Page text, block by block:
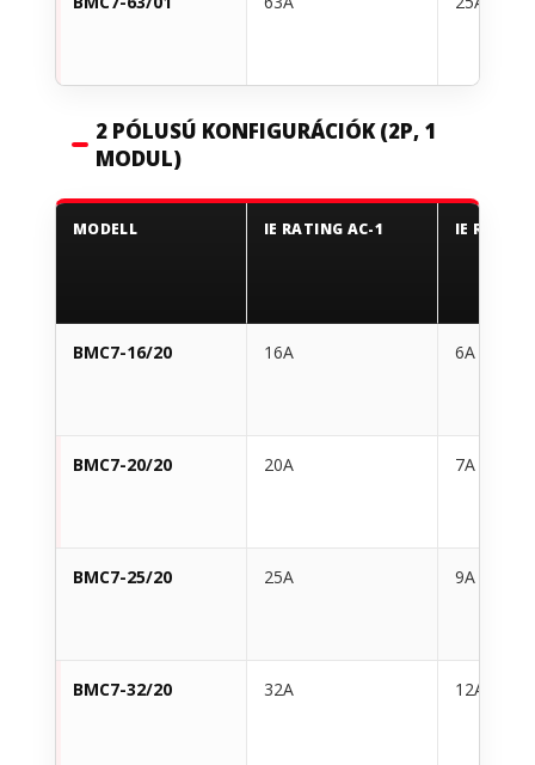
2 PÓLUSÚ KONFIGURÁCIÓK (2P, 1
MODUL)
MODELL IE RATING AC-1 IE
BMC7-16/20 16A 6A
BMC7-20/20 20A 7A
BMC7-25/20 25A 9A
BMC7-32/20 32A 12A